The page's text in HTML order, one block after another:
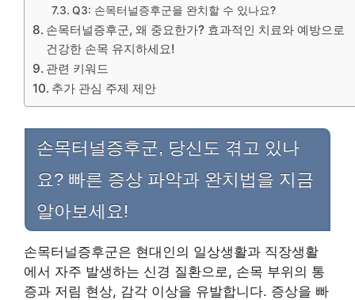
Q3: 손목터널증후군을 완치할 수 있나요?
손목터널증후군, 왜 중요한가? 효과적인 치료와 예방으로
건강한 손목 유지하세요!
관련 키워드
추가 관심 주제 제안
손목터널증후군, 당신도 겪고 있나
요? 빠른 증상 파악과 완치법을 지금
알아보세요!
손목터널증후군은 현대인의 일상생활과 직장생활
에서 자주 발생하는 신경 질환으로, 손목 부위의 통
증과 저림 현상, 감각 이상을 유발합니다. 증상을 빠